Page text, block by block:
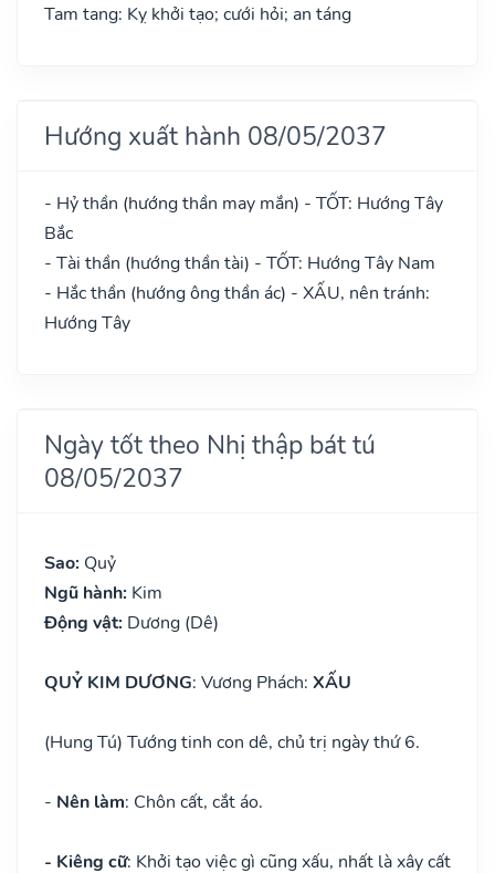
Tam tang: Kỵ khởi tạo; cưới hỏi; an táng
Hướng xuất hành 08/05/2037
- Hỷ thần (hướng thần may mắn) - TỐT: Hướng Tây
Bắc
- Tài thần (hướng thần tài) - TỐT: Hướng Tây Nam
- Hắc thần (hướng ông thần ác) - XẤU, nên tránh:
Hướng Tây
Ngày tốt theo Nhị thập bát tú
08/05/2037
Sao: Quỷ
Ngũ hành: Kim
Động vật: Dương (Dê)
QUỶ KIM DƯƠNG: Vương Phách: XẤU
(Hung Tú) Tướng tinh con dê, chủ trị ngày thứ 6.
- Nên làm: Chôn cất, cắt áo.
- Kiêng cữ: Khởi tạo việc gì cũng xấu, nhất là xây cất